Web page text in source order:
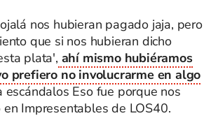
nos hubieran pagado jaja, pero
que si nos hubieran dicho
plata', ahí mismo hubiéramos
prefiero no involucrarme en algo
escándalos Eso fue porque nos
Impresentables de LOS40.